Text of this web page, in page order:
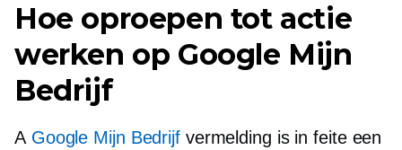
Hoe oproepen tot actie
werken op Google Mijn
Bedrijf
A Google Mijn Bedrijfvermelding is in feite een